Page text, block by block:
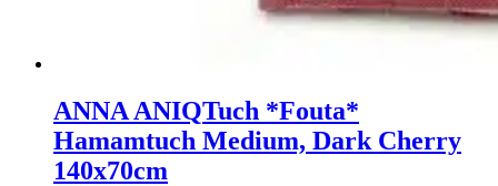
ANNA ANIQTuch *Fouta*
Hamamtuch Medium, Dark Cherry
140x70cm